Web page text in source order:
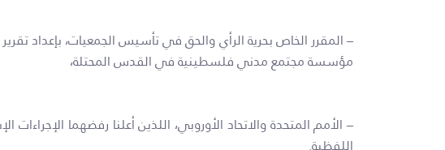
مؤسسة مجتمع مدني فلسطينية في القدس المحتلة،
– الأمم المتحدة والاتحاد الأوروبي، اللذين أعلنا رفضهما